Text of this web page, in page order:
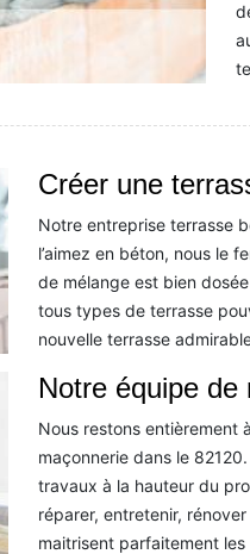
Créer une
Notre entreprise terrasse
l’aimez en béton, nous le
de mélange est bien
tous types de terrasse
nouvelle terrasse
Notre équipe
Nous restons entièrement
maçonnerie dans le
travaux à la hauteur du
réparer, entretenir,
maitrisent parfaitement